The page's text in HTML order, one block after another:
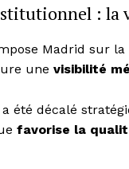
: la
Madrid sur
une visibilité
été décalé
favorise la